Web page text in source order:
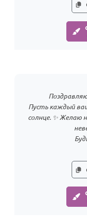
Пусть каждый
солнце. ✨ Желаю